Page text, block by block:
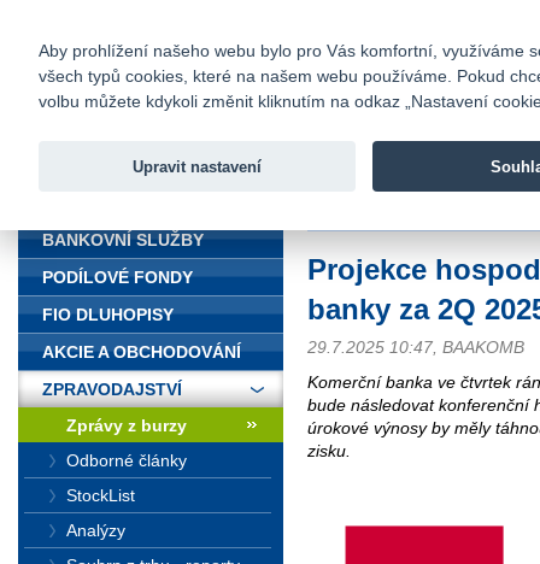
Fio banka
Fio banka
Projekce
banky za 2Q
29.7.2025 10:47, BAAKOMB
Komerční banka ve čtvrtek
bude následovat konferenční
úrokové výnosy by měly
zisku.
BANKOVNÍ SLUŽBY
PODÍLOVÉ FONDY
FIO DLUHOPISY
AKCIE A OBCHODOVÁNÍ
ZPRAVODAJSTVÍ
Zprávy z burzy
Odborné články
StockList
Analýzy
Aby prohlížení našeho webu bylo pro Vás komfortní, využíváme
všech typů cookies, které na našem webu používáme. Pokud
volbu můžete kdykoli změnit kliknutím na odkaz „Nastavení
Upravit nastavení